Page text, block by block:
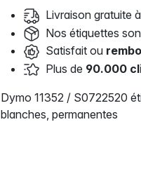
Livraison gratuite
Nos étiquettes
Satisfait ou
Plus de 90.000
Dymo 11352 / S0722520
blanches, permanentes